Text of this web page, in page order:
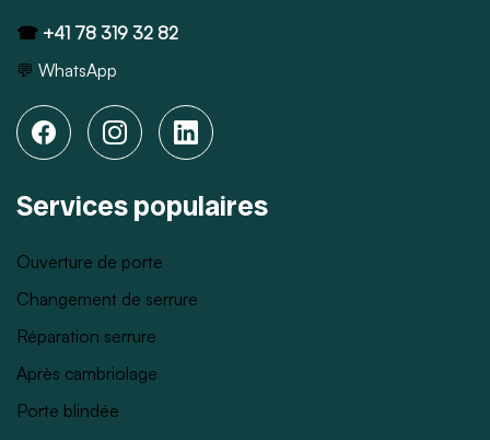
☎ +41 78 319 32 82
💬 WhatsApp
Services populaires
Ouverture de porte
Changement de serrure
Réparation serrure
Après cambriolage
Porte blindée